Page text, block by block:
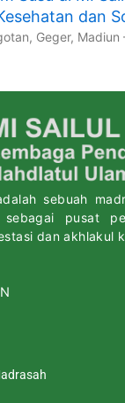
dan
Geger,
sebuah
sebagai pusat
dan akhlakul